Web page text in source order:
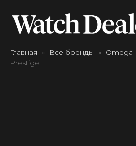
Главная Все бренды Omega
Prestige